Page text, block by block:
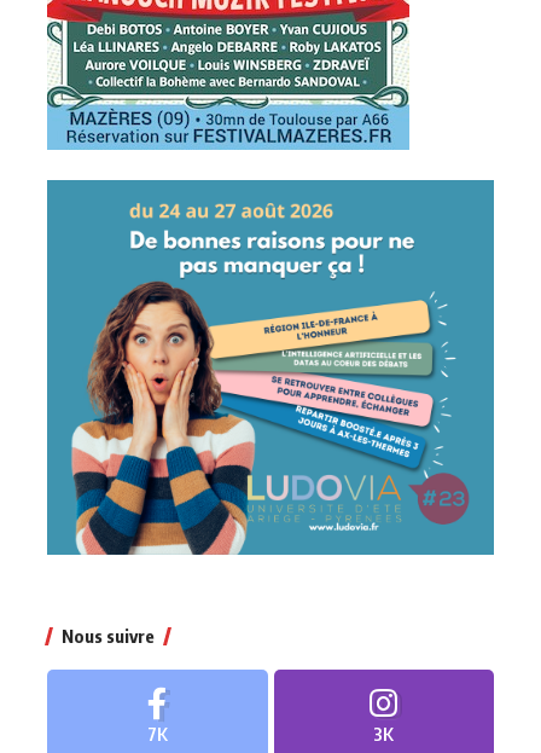
Nous suivre
7K 3K